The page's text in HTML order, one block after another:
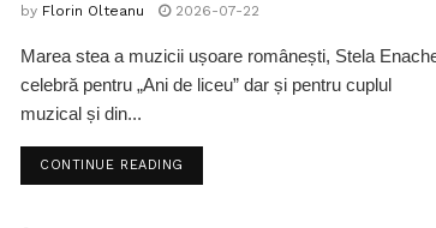
by Florin Olteanu 2026-07-22
Marea stea a muzicii ușoare românești, Stela
celebră pentru „Ani de liceu” dar și pentru cuplul
muzical și din...
CONTINUE READING